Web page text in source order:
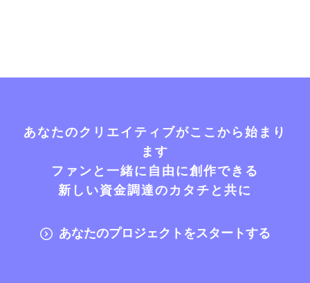
あなたのクリエイティブがここから始まり
ます
ファンと一緒に自由に創作できる
新しい資金調達のカタチと共に
あなたのプロジェクトをスタートする